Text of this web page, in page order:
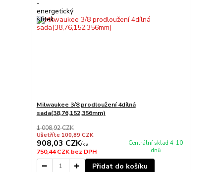
Milwaukee 3/8 prodloužení 4dílná
sada(38,76,152,356mm)
1 008,92 CZK
Ušetříte 100,89 CZK
908,03 CZK/ks
750,44 CZKbez DPH
Centrální sklad 4-10
dnů
Přidat do košíku